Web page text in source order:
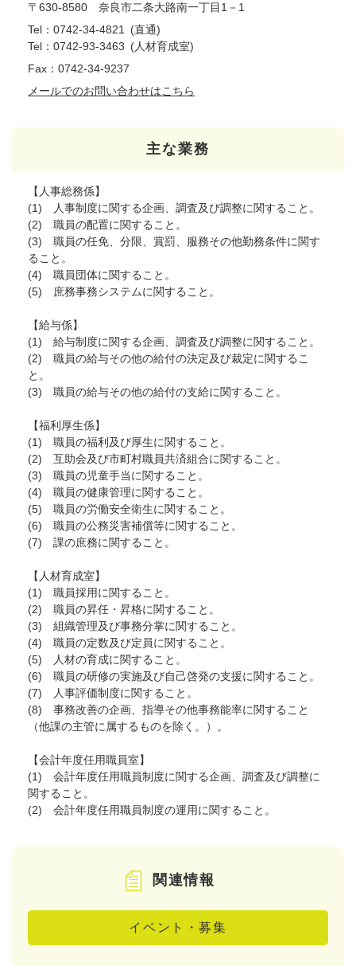
〒630-8580 奈良市二条大路南一丁目1－1
Tel：0742-34-4821
直通
Tel：0742-93-3463
人材育成室
Fax：0742-34-9237
メールでのお問い合わせはこちら
主な業務
【人事総務係】
(1) 人事制度に関する企画、調査及び調整に関すること。
(2) 職員の配置に関すること。
(3) 職員の任免、分限、賞罰、服務その他勤務条件に関す
ること。
(4) 職員団体に関すること。
(5) 庶務事務システムに関すること。
【給与係】
(1) 給与制度に関する企画、調査及び調整に関すること。
(2) 職員の給与その他の給付の決定及び裁定に関するこ
と。
(3) 職員の給与その他の給付の支給に関すること。
【福利厚生係】
(1) 職員の福利及び厚生に関すること。
(2) 互助会及び市町村職員共済組合に関すること。
(3) 職員の児童手当に関すること。
(4) 職員の健康管理に関すること。
(5) 職員の労働安全衛生に関すること。
(6) 職員の公務災害補償等に関すること。
(7) 課の庶務に関すること。
【人材育成室】
(1) 職員採用に関すること。
(2) 職員の昇任・昇格に関すること。
(3) 組織管理及び事務分掌に関すること。
(4) 職員の定数及び定員に関すること。
(5) 人材の育成に関すること。
(6) 職員の研修の実施及び自己啓発の支援に関すること。
(7) 人事評価制度に関すること。
(8) 事務改善の企画、指導その他事務能率に関すること
（他課の主管に属するものを除く。）。
【会計年度任用職員室】
(1) 会計年度任用職員制度に関する企画、調査及び調整に
関すること。
(2) 会計年度任用職員制度の運用に関すること。
関連情報
イベント・募集